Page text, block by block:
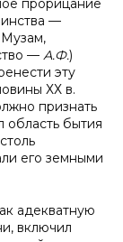
прорицание
—
— А.Ф.)
эту
ХХ в.
признать
область бытия
его земными
адекватную
включил